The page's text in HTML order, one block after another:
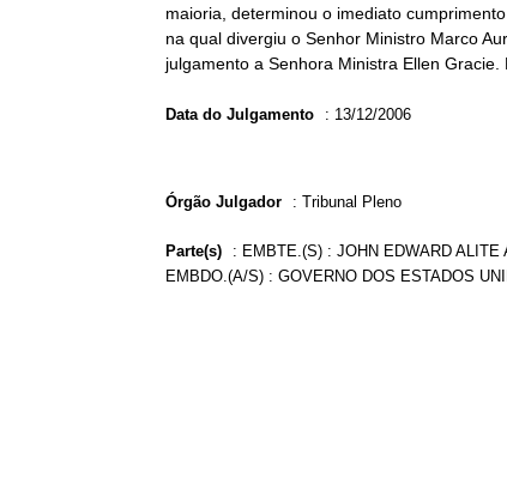
maioria, determinou o imediato
na qual divergiu o Senhor Ministro Marco
julgamento a Senhora Ministra Ellen Gracie.
Data do Julgamento : 13/12/2006
Órgão Julgador : Tribunal Pleno
Parte(s) : EMBTE.(S) : JOHN EDWARD
EMBDO.(A/S) : GOVERNO DOS ESTADOS